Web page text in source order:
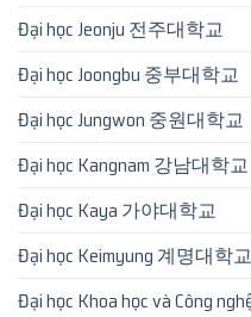
Đại học Jeonju 전주대학교
Đại học Joongbu 중부대학교
Đại học Jungwon 중원대학교
Đại học Kangnam 강남대학교
Đại học Kaya 가야대학교
Đại học Keimyung 계명대학교
Đại học Khoa học và Công